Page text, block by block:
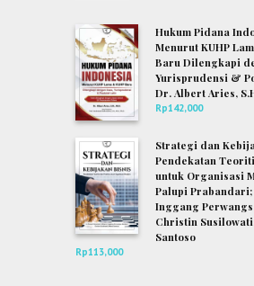
Hukum Pidana
Menurut KUHP
Baru Dilengkapi
Yurisprudensi &
Dr. Albert Aries,
Rp142,000
Strategi dan
Pendekatan
untuk Organisasi
Palupi
Inggang
Christin
Santoso
Rp113,000